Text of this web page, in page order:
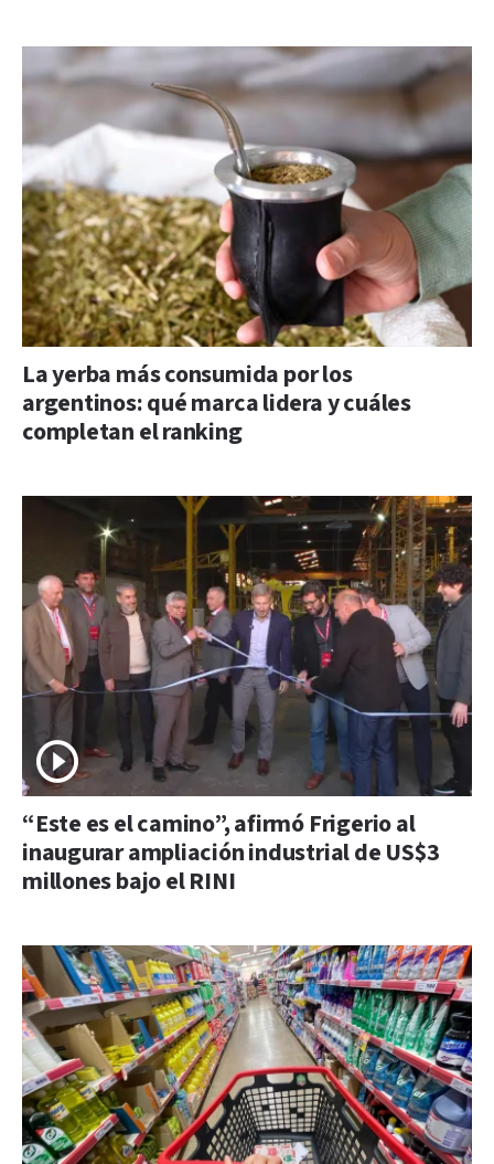
La yerba más consumida por los
argentinos: qué marca lidera y cuáles
completan el ranking
“Este es el camino”, afirmó Frigerio al
inaugurar ampliación industrial de US$3
millones bajo el RINI